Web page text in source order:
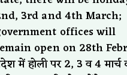
3rd and 4th March;
offices will
open on 28th
में होली पर 2, 3 व 4 मार्च